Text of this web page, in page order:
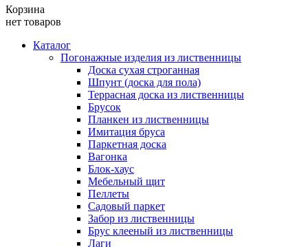
Корзина
нет товаров
Каталог
Погонажные изделия из лиственницы
Доска сухая строганная
Шпунт (доска для пола)
Террасная доска из лиственницы
Брусок
Планкен из лиственницы
Имитация бруса
Паркетная доска
Вагонка
Блок-хаус
Мебельный щит
Пеллеты
Садовый паркет
Забор из лиственницы
Брус клееный из лиственницы
Лаги